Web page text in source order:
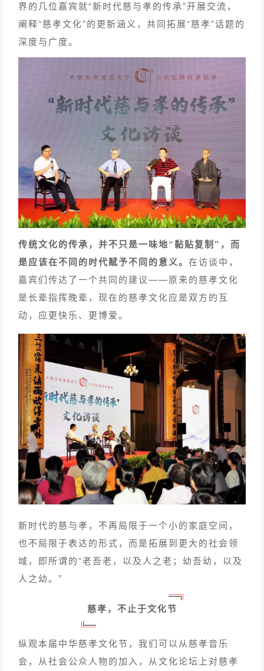
界的几位嘉宾就“新时代慈与孝的传承”开展交流，
阐释“慈孝文化”的更新涵义，共同拓展“慈孝”话题的
深度与广度。
传统文化的传承，并不只是一味地“黏贴复制”，而
是应该在不同的时代赋予不同的意义。在访谈中，
嘉宾们传达了一个共同的建议——原来的慈孝文化
是长辈指挥晚辈，现在的慈孝文化应是双方的互
动，应更快乐、更博爱。
新时代的慈与孝，不再局限于一个小的家庭空间，
也不局限于表达的形式，而是拓展到更大的社会领
域，即所谓的“老吾老，以及人之老；幼吾幼，以及
人之幼。”
慈孝，不止于文化节
纵观本届中华慈孝文化节，我们可以从慈孝音乐
会，从社会公众人物的加入，从文化论坛上对慈孝